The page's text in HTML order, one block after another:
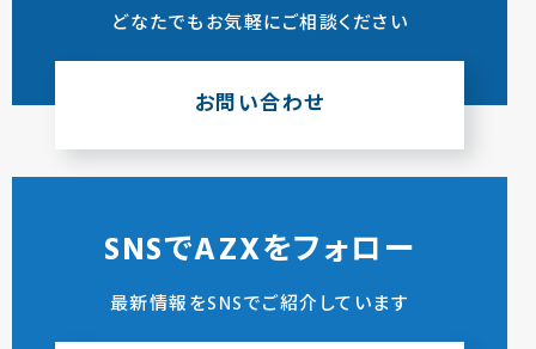
どなたでもお気軽にご相談ください
お問い合わせ
SNSでAZXをフォロー
最新情報をSNSでご紹介しています